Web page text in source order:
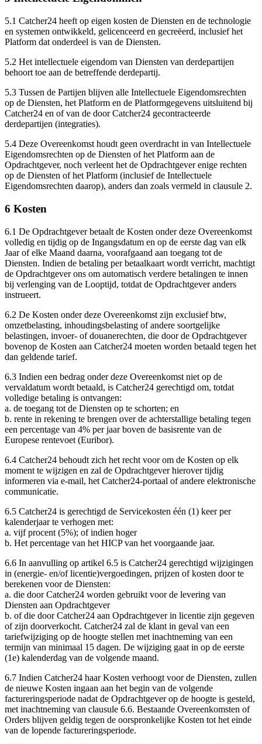
5.1 Catcher24 heeft op eigen kosten de Diensten en de technologie
en systemen ontwikkeld, gelicenceerd en gecreëerd, inclusief het
Platform dat onderdeel is van de Diensten.
5.2 Het intellectuele eigendom van Diensten van derdepartijen
behoort toe aan de betreffende derdepartij.
5.3 Tussen de Partijen blijven alle Intellectuele Eigendomsrechten
op de Diensten, het Platform en de Platformgegevens uitsluitend bij
Catcher24 en of van de door Catcher24 gecontracteerde
derdepartijen (integraties).
5.4 Deze Overeenkomst houdt geen overdracht in van Intellectuele
Eigendomsrechten op de Diensten of het Platform aan de
Opdrachtgever, noch verleent het de Opdrachtgever enige rechten
op de Diensten of het Platform (inclusief de Intellectuele
Eigendomsrechten daarop), anders dan zoals vermeld in clausule 2.
6 Kosten
6.1 De Opdrachtgever betaalt de Kosten onder deze Overeenkomst
volledig en tijdig op de Ingangsdatum en op de eerste dag van elk
Jaar of elke Maand daarna, voorafgaand aan toegang tot de
Diensten. Indien de betaling per betaalkaart wordt verricht, machtigt
de Opdrachtgever ons om automatisch verdere betalingen te innen
bij verlenging van de Looptijd, totdat de Opdrachtgever anders
instrueert.
6.2 De Kosten onder deze Overeenkomst zijn exclusief btw,
omzetbelasting, inhoudingsbelasting of andere soortgelijke
belastingen, invoer- of douanerechten, die door de Opdrachtgever
bovenop de Kosten aan Catcher24 moeten worden betaald tegen het
dan geldende tarief.
6.3 Indien een bedrag onder deze Overeenkomst niet op de
vervaldatum wordt betaald, is Catcher24 gerechtigd om, totdat
volledige betaling is ontvangen:
a. de toegang tot de Diensten op te schorten; en
b. rente in rekening te brengen over de achterstallige betaling tegen
een percentage van 4% per jaar boven de basisrente van de
Europese rentevoet (Euribor).
6.4 Catcher24 behoudt zich het recht voor om de Kosten op elk
moment te wijzigen en zal de Opdrachtgever hierover tijdig
informeren via e-mail, het Catcher24-portaal of andere elektronische
communicatie.
6.5 Catcher24 is gerechtigd de Servicekosten één (1) keer per
kalenderjaar te verhogen met:
a. vijf procent (5%); of indien hoger
b. Het percentage van het HICP van het voorgaande jaar.
6.6 In aanvulling op artikel 6.5 is Catcher24 gerechtigd wijzigingen
in (energie- en/of licentie)vergoedingen, prijzen of kosten door te
berekenen voor de Diensten:
a. die door Catcher24 worden gebruikt voor de levering van
Diensten aan Opdrachtgever
b. ofdie door Catcher24 aan Opdrachtgever in licentie zijn gegeven
of zijn doorverkocht. Catcher24 zal de klant in geval van een
tariefwijziging op de hoogte stellen met inachtneming van een
termijn van minimaal 15 dagen. De wijziging gaat in op de eerste
(1e) kalenderdag van de volgende maand.
6.7 Indien Catcher24 haar Kosten verhoogt voor de Diensten, zullen
de nieuwe Kosten ingaan aan het begin van de volgende
factureringsperiode nadat de Opdrachtgever op de hoogte is gesteld,
met inachtneming van clausule 6.6. Bestaande Overeenkomsten of
Orders blijven geldig tegen de oorspronkelijke Kosten tot het einde
van de lopende factureringsperiode.